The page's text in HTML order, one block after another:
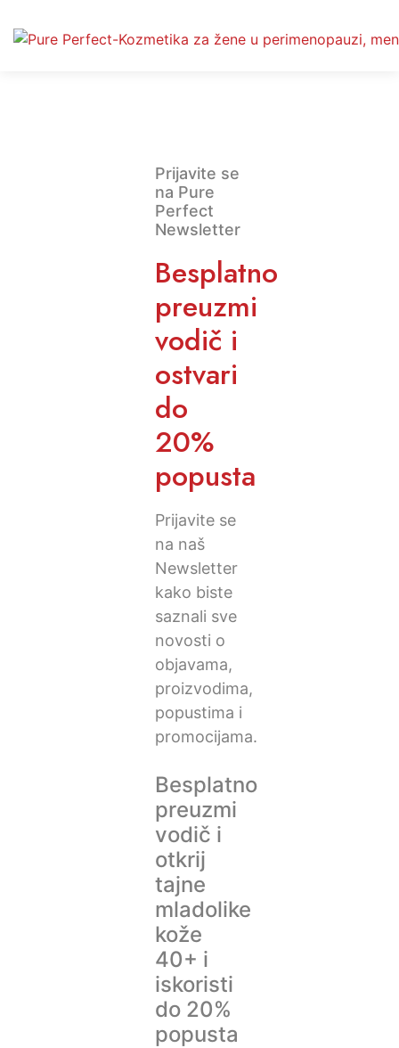
Prijavite se
na Pure
Perfect
Newsletter
Besplatno
preuzmi
vodič i
ostvari
do
20%
popusta
Prijavite se
na naš
Newsletter
kako biste
saznali sve
novosti o
objavama,
proizvodima,
popustima i
promocijama.
Besplatno
preuzmi
vodič i
otkrij
tajne
mladolike
kože
40+ i
iskoristi
do 20%
popusta